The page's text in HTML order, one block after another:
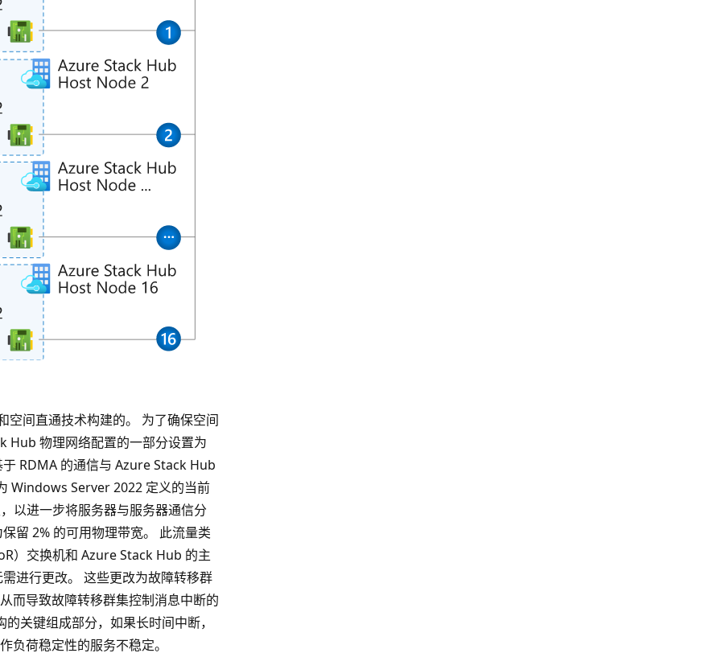
间直通技术构建的。 为了确保空间
Hub 物理网络配置的一部分设置为
RDMA 的通信与 Azure Stack Hub
Windows Server 2022 定义的当前
以进一步将服务器与服务器通信分
留 2% 的可用物理带宽。 此流量类
）交换机和 Azure Stack Hub 的主
进行更改。 这些更改为故障转移群
而导致故障转移群集控制消息中断的
关键组成部分，如果长时间中断，
负荷稳定性的服务不稳定。